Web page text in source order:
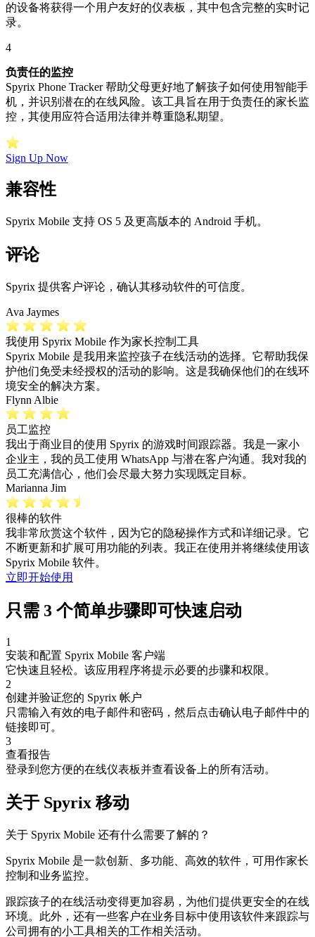
的设备将获得一个用户友好的仪表板，其中包含完整的实时记
录。
4
负责任的监控
Spyrix Phone Tracker 帮助父母更好地了解孩子如何使用智能手
机，并识别潜在的在线风险。该工具旨在用于负责任的家长监
控，其使用应符合适用法律并尊重隐私期望。
Sign Up Now
兼容性
Spyrix Mobile 支持 OS 5 及更高版本的 Android 手机。
评论
Spyrix 提供客户评论，确认其移动软件的可信度。
Ava Jaymes
我使用 Spyrix Mobile 作为家长控制工具
Spyrix Mobile 是我用来监控孩子在线活动的选择。它帮助我保
护他们免受未经授权的活动的影响。这是我确保他们的在线环
境安全的解决方案。
Flynn Albie
员工监控
我出于商业目的使用 Spyrix 的游戏时间跟踪器。我是一家小
企业主，我的员工使用 WhatsApp 与潜在客户沟通。我对我的
员工充满信心，他们会尽最大努力实现既定目标。
Marianna Jim
很棒的软件
我非常欣赏这个软件，因为它的隐秘操作方式和详细记录。它
不断更新和扩展可用功能的列表。我正在使用并将继续使用该
Spyrix Mobile 软件。
立即开始使用
只需 3 个简单步骤即可快速启动
1
安装和配置 Spyrix Mobile 客户端
它快速且轻松。该应用程序将提示必要的步骤和权限。
2
创建并验证您的 Spyrix 帐户
只需输入有效的电子邮件和密码，然后点击确认电子邮件中的
链接即可。
3
查看报告
登录到您方便的在线仪表板并查看设备上的所有活动。
关于 Spyrix 移动
关于 Spyrix Mobile 还有什么需要了解的？
Spyrix Mobile 是一款创新、多功能、高效的软件，可用作家长
控制和业务监控。
跟踪孩子的在线活动变得更加容易，为他们提供更安全的在线
环境。此外，还有一些客户在业务目标中使用该软件来跟踪与
公司拥有的小工具相关的工作相关活动。